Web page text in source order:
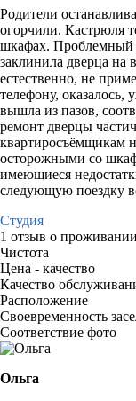
Родители
огорчили. Кастрюля
шкафах. Проблемный
заклинила дверца на
естественно, не
телефону,
вышла из пазов,
ремонт дверцы
квартиросъёмщикам
осторожными со
имеющиеся
следующую поездку
Студия
1 отзыв о
Чистота
Цена - качество
Качество
Расположение
Своевременность
Соответствие фото
Ольга